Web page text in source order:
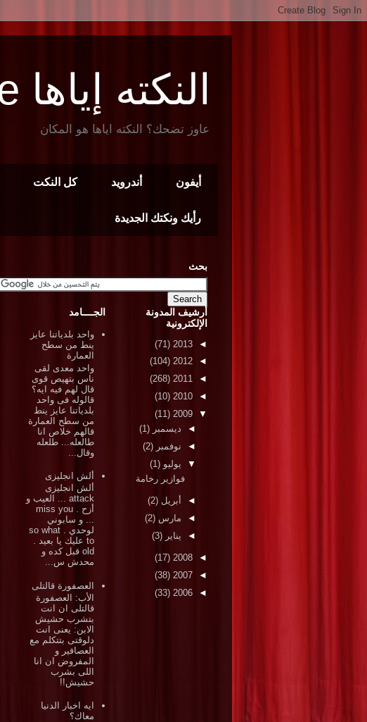
النكته إياها That Joke
عاوز تضحك؟ النكته اياها هو المكان
أيفون أندرويد كل النكت
رأيك ونكتك الجديدة
بحث
أرشيف المدونة
الإلكترونية
◄
2013
(71)
◄
2012
(104)
◄
2011
(268)
◄
2010
(10)
▼
2009
(11)
◄ ديسمبر (1)
◄ نوفمبر (2)
▼ يوليو (1)
فوازير رخامة
◄ أبريل (2)
◄ مارس (2)
◄ يناير (3)
◄
2008
(17)
◄
2007
(38)
◄
2006
(33)
الجــــامد
واحد بلدياتنا عايز
ينط من سطح
العمارة
واحد معدى لقى
ناس بتهيص قوى
قال لهم فيه ايه؟
قالوله فى واحد
بلدياتنا عايز ينط
من سطح العمارة
قالهم خلاص انا
طالعله... طلعله
وقال...
ألش انجليزى
ألش انجليزى
attack ... العيب و
أزح . miss you
... و سابوني
لوحدي . so what
to عليك يا بعيد .
old قبل كده و
محدش س...
العصفورة قالتلى
الأب: العصفورة
قالتلى ان انت
بتشرب حشيش
الابن: يعنى انت
دلوقتى بتتكلم مع
العصافير و
المفروض ان انا
اللى بشرب
حشيش!!
ايه اخبار الدنيا
معاك؟